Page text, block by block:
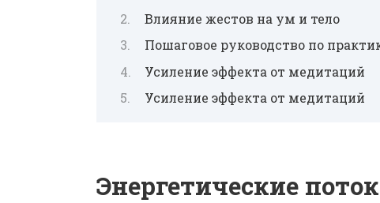
Влияние жестов на ум и тело
Пошаговое руководство по
Усиление эффекта от медитаций
Усиление эффекта от медитаций
Энергетические